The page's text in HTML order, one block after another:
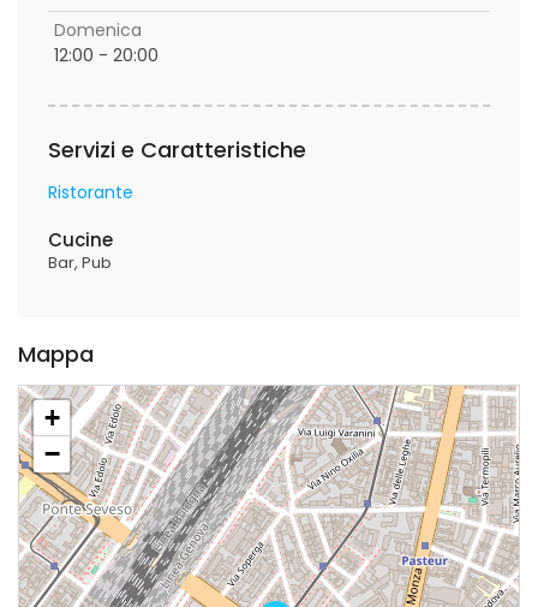
Domenica
12:00 - 20:00
Servizi e Caratteristiche
Ristorante
Cucine
Bar Pub
Mappa
+
−